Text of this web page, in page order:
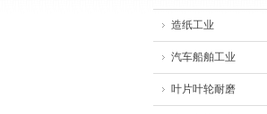
造纸工业
汽车船舶工业
叶片叶轮耐磨